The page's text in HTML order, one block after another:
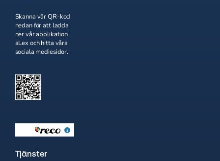
Skanna vår QR-kod
nedan för att ladda
ner vår applikation
aLex och hitta våra
sociala mediesidor.
Tjänster